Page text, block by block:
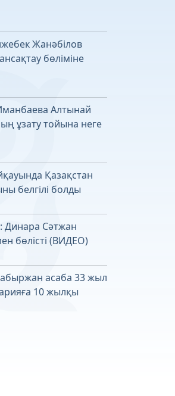
Жанәбілов
бөліміне
Алтынай
ұзату тойына неге
Қазақстан
белгілі болды
Динара Сәтжан
бөлісті (ВИДЕО)
асаба 33 жыл
10 жылқы